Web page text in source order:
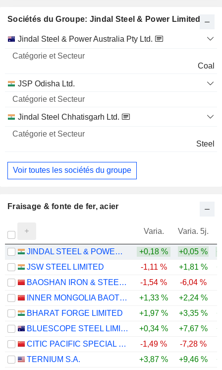
Sociétés du Groupe: Jindal Steel & Power Limited
Nom
Catégorie
Secteur
Jindal Steel & Power Australia Pty Ltd.
Coal
JSP Odisha Ltd.
Jindal Steel Chhatisgarh Ltd.
Steel
Voir toutes les sociétés du groupe
Fraisage & fonte de fer, acier
Varia. Varia. 5j.
JINDAL STEEL & POWER LIMITED +0,18 % +0,05 %
JSW STEEL LIMITED
-1,11 % +1,81 %
BAOSHAN IRON & STEEL CO., LTD.
-1,54 % -6,04 %
INNER MONGOLIA BAOTOU STEEL UNION CO., LTD.
+1,33 % +2,24 %
BHARAT FORGE LIMITED
+1,97 % +3,35 %
BLUESCOPE STEEL LIMITED
+0,34 % +7,67 %
CITIC PACIFIC SPECIAL STEEL GROUP CO., LTD
-1,49 % -7,28 %
TERNIUM S.A.
+3,87 % +9,46 %